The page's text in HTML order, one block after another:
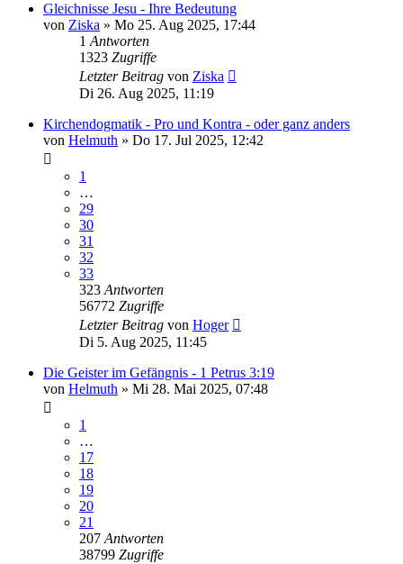
Gleichnisse Jesu - Ihre Bedeutung
von Ziska » Mo 25. Aug 2025, 17:44
1 Antworten
1323 Zugriffe
Letzter Beitrag von Ziska
Di 26. Aug 2025, 11:19
Kirchendogmatik - Pro und Kontra - oder ganz anders
von Helmuth » Do 17. Jul 2025, 12:42
1
…
29
30
31
32
33
323 Antworten
56772 Zugriffe
Letzter Beitrag von Hoger
Di 5. Aug 2025, 11:45
Die Geister im Gefängnis - 1 Petrus 3:19
von Helmuth » Mi 28. Mai 2025, 07:48
1
…
17
18
19
20
21
207 Antworten
38799 Zugriffe